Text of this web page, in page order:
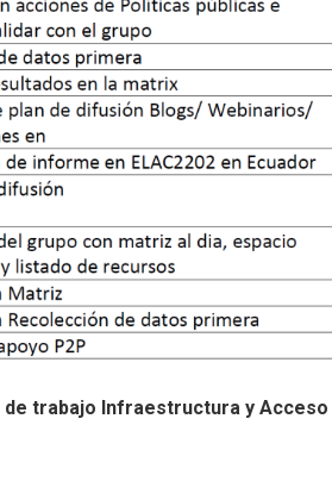
de trabajo Infraestructura y Acceso